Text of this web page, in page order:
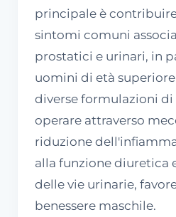
principale è
sintomi comuni
prostatici e urinari, in
uomini di età superiore
diverse formulazioni di
operare attraverso
riduzione
alla funzione diuretica
delle vie urinarie,
benessere maschile.